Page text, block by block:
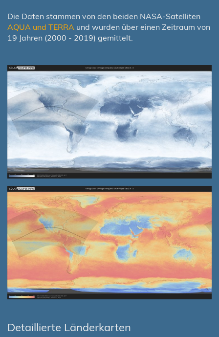
Die Daten stammen von den beiden NASA-Satelliten
AQUA und TERRA und wurden über einen Zeitraum von
19 Jahren (2000 - 2019) gemittelt.
Detaillierte Länderkarten